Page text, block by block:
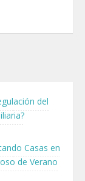
del
Casas en
de Verano